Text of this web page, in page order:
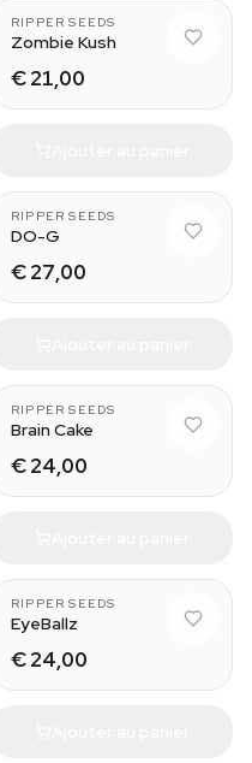
RIPPER SEEDS
Zombie Kush
€ 21,00
RIPPER SEEDS
DO-G
€ 27,00
RIPPER SEEDS
Brain Cake
€ 24,00
RIPPER SEEDS
EyeBallz
€ 24,00